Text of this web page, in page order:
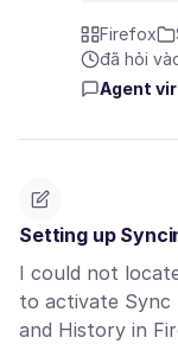
Firefox
đã hỏi
Agent
Setting up
I could not
to activate
and History in